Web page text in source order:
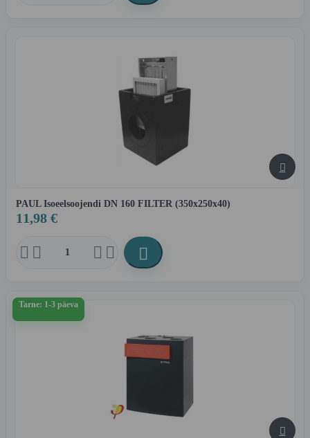

PAUL Isoeelsoojendi DN 160 FILTER (350x250x40)
11,98 €
    
Tarne: 1-3 päeva
